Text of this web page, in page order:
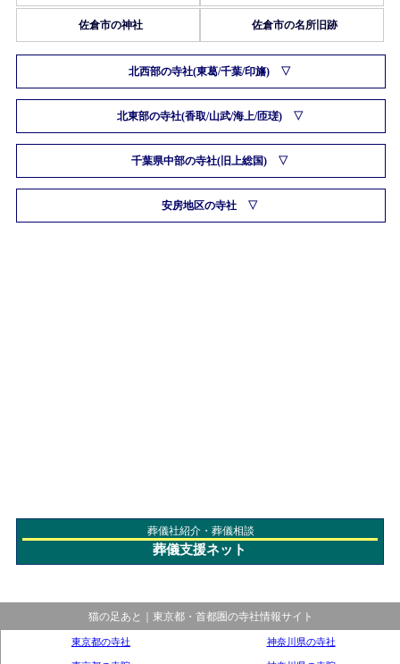
佐倉市の神社 佐倉市の名所旧跡
北西部の寺社(東葛/千葉/印旛)
北東部の寺社(香取/山武/海上/匝瑳)
千葉県中部の寺社(旧上総国)
安房地区の寺社
葬儀社紹介・葬儀相談
葬儀支援ネット
猫の足あと｜東京都・首都圏の寺社情報サイト
東京都の寺社 神奈川県の寺社